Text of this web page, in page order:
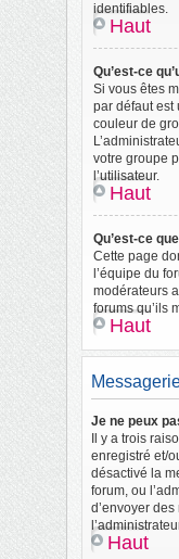
identifiables.
Haut
Qu’est-ce
Si vous êtes
par défaut est
couleur de
votre groupe
l’utilisateur.
Haut
Qu’est-ce
Cette page
l’équipe du
modérateurs
forums qu’ils
Haut
Je ne peux
Il y a trois
enregistré et/
désactivé la
forum, ou
d’envoyer
Haut